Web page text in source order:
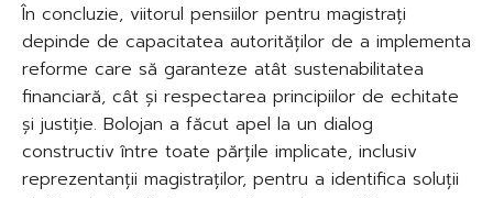
În concluzie, viitorul pensiilor pentru magistrați
depinde de capacitatea autorităților de a implementa
reforme care să garanteze atât sustenabilitatea
financiară, cât și respectarea principiilor de echitate
și justiție. Bolojan a făcut apel la un dialog
constructiv între toate părțile implicate, inclusiv
reprezentanții magistraților, pentru a identifica soluții